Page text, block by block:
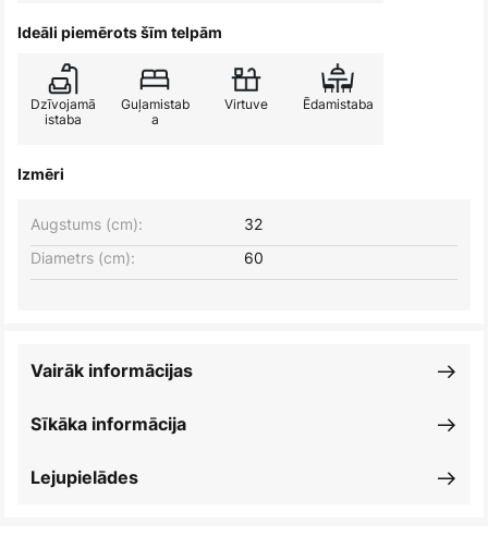
Ideāli piemērots šīm telpām
Dzīvojamā
istaba
Guļamistab
a
Virtuve Ēdamistaba
Izmēri
Augstums (cm):
32
Diametrs (cm):
60
Sīkāka informācija
Vairāk informācijas
Lejupielādes